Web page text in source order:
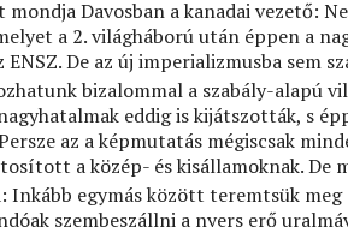
Davosban a kanadai vezető:
a 2. világháború után éppen a
De az új imperializmusba sem
bizalommal a szabály-alapú
eddig is kijátszották, s
az a képmutatás mégiscsak
a közép- és kisállamoknak. De
Inkább egymás között teremtsük meg
szembeszállni a nyers erő